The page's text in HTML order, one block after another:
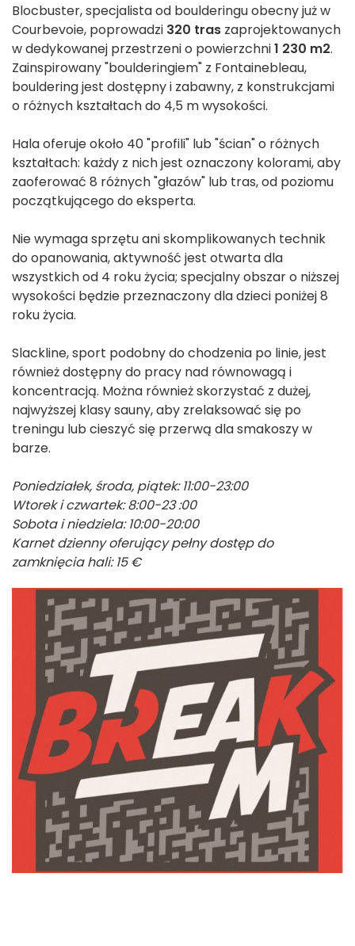
Blocbuster, specjalista od boulderingu obecny już w
Courbevoie, poprowadzi 320 tras zaprojektowanych
w dedykowanej przestrzeni o powierzchni1 230 m2.
Zainspirowany "boulderingiem" z Fontainebleau,
bouldering jest dostępny i zabawny, z konstrukcjami
o różnych kształtach do 4,5 m wysokości.
Hala oferuje około 40 "profili" lub "ścian" o różnych
kształtach: każdy z nich jest oznaczony kolorami, aby
zaoferować 8 różnych "głazów" lub tras, od poziomu
początkującego do eksperta.
Nie wymaga sprzętu ani skomplikowanych technik
do opanowania, aktywność jest otwarta dla
wszystkich od 4 roku życia; specjalny obszar o niższej
wysokości będzie przeznaczony dla dzieci poniżej 8
roku życia.
Slackline, sport podobny do chodzenia po linie, jest
również dostępny do pracy nad równowagą i
koncentracją. Można również skorzystać z dużej,
najwyższej klasy sauny, aby zrelaksować się po
treningu lub cieszyć się przerwą dla smakoszy w
barze.
Poniedziałek, środa, piątek: 11:00-23:00
Wtorek i czwartek: 8:00-23:00
Sobota i niedziela: 10:00-20:00
Karnet dzienny oferujący pełny dostęp do
zamknięcia hali: 15 €